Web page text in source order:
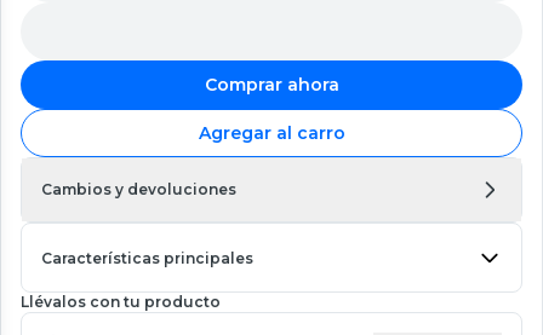
Comprar ahora
Agregar al carro
Cambios y devoluciones
Características principales
Llévalos con tu producto